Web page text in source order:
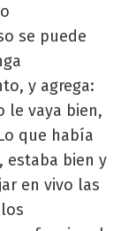
se puede
y agrega:
le vaya bien,
que había
estaba bien y
en vivo las